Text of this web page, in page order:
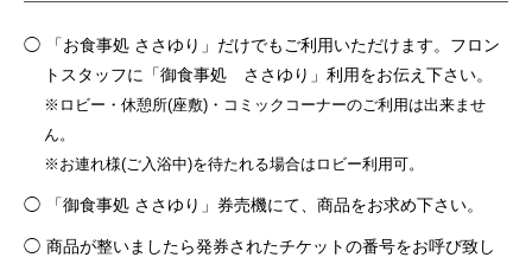
「お食事処 ささゆり」だけでもご利用いただけます。フロン
トスタッフに「御食事処 ささゆり」利用をお伝え下さい。
※ロビー・休憩所(座敷)・コミックコーナーのご利用は出来ませ
ん。
※お連れ様(ご入浴中)を待たれる場合はロビー利用可。
「御食事処 ささゆり」券売機にて、商品をお求め下さい。
商品が整いましたら発券されたチケットの番号をお呼び致し